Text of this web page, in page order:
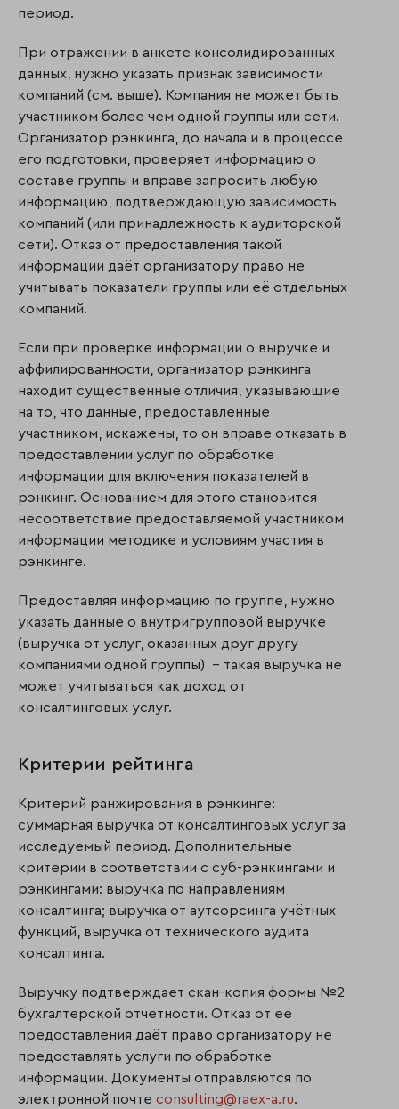
период.
При отражении в анкете консолидированных
данных, нужно указать признак зависимости
компаний (см. выше). Компания не может быть
участником более чем одной группы или сети.
Организатор рэнкинга, до начала и в процессе
его подготовки, проверяет информацию о
составе группы и вправе запросить любую
информацию, подтверждающую зависимость
компаний (или принадлежность к аудиторской
сети). Отказ от предоставления такой
информации даёт организатору право не
учитывать показатели группы или её отдельных
компаний.
Если при проверке информации о выручке и
аффилированности, организатор рэнкинга
находит существенные отличия, указывающие
на то, что данные, предоставленные
участником, искажены, то он вправе отказать в
предоставлении услуг по обработке
информации для включения показателей в
рэнкинг. Основанием для этого становится
несоответствие предоставляемой участником
информации методике и условиям участия в
рэнкинге.
Предоставляя информацию по группе, нужно
указать данные о внутригрупповой выручке
(выручка от услуг, оказанных друг другу
компаниями одной группы) – такая выручка не
может учитываться как доход от
консалтинговых услуг.
Критерии рейтинга
Критерий ранжирования в рэнкинге:
суммарная выручка от консалтинговых услуг за
исследуемый период. Дополнительные
критерии в соответствии с суб-рэнкингами и
рэнкингами: выручка по направлениям
консалтинга; выручка от аутсорсинга учётных
функций, выручка от технического аудита
консалтинга.
Выручку подтверждает скан-копия формы №2
бухгалтерской отчётности. Отказ от её
предоставления даёт право организатору не
предоставлять услуги по обработке
информации. Документы отправляются по
электронной почте consulting@raex-a.ru.